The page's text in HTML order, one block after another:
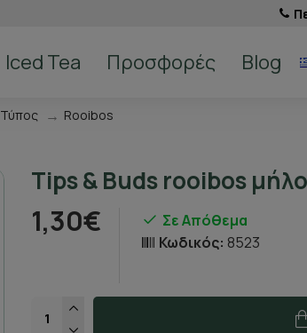
Iced Tea Προσφορές Blog
Τύπος Rooibos
Tips & Buds rooibos
1,30€
Σε Απόθεμα
Κωδικός: 8523